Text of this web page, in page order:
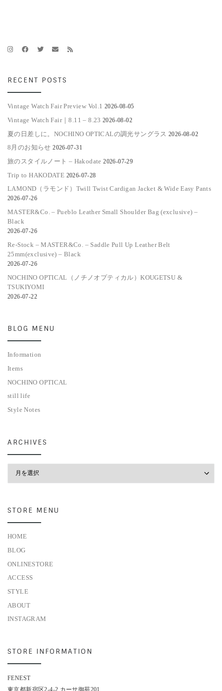
RECENT POSTS
Vintage Watch Fair Preview Vol.1 2026-08-05
Vintage Watch Fair｜8.11 – 8.23 2026-08-02
夏の日差しに。NOCHINO OPTICALの調光サングラス 2026-08-02
8月のお知らせ 2026-07-31
旅のスタイルノート – Hakodate 2026-07-29
Trip to HAKODATE 2026-07-28
LAMOND（ラモンド）Twill Twist Cardigan Jacket & Wide Easy Pants
2026-07-26
MASTER&Co. – Pueblo Leather Small Shoulder Bag (exclusive) –
Black
2026-07-26
Re-Stock – MASTER&Co. – Saddle Pull Up Leather Belt
25mm(exclusive) – Black
2026-07-26
NOCHINO OPTICAL（ノチノオプティカル）KOUGETSU &
TSUKIYOMI
2026-07-22
BLOG MENU
Information
Items
NOCHINO OPTICAL
still life
Style Notes
ARCHIVES
STORE MENU
HOME
BLOG
ONLINESTORE
ACCESS
STYLE
ABOUT
INSTAGRAM
STORE INFORMATION
FENEST
東京都新宿区2-4-2 カーサ御苑201